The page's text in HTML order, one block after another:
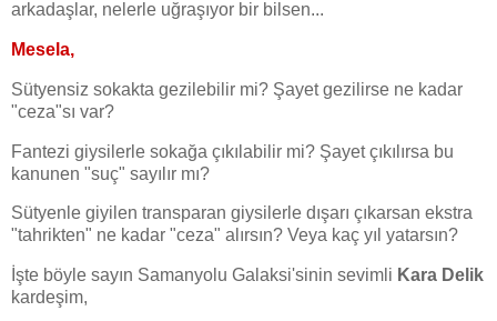
arkadaşlar, nelerle uğraşıyor bir bilsen...
Mesela,
Sütyensiz sokakta gezilebilir mi? Şayet gezilirse ne kadar
"ceza"sı var?
Fantezi giysilerle sokağa çıkılabilir mi? Şayet çıkılırsa bu
kanunen "suç" sayılır mı?
Sütyenle giyilen transparan giysilerle dışarı çıkarsan ekstra
"tahrikten" ne kadar "ceza" alırsın? Veya kaç yıl yatarsın?
İşte böyle sayın Samanyolu Galaksi'sinin sevimli Kara Delik
kardeşim,